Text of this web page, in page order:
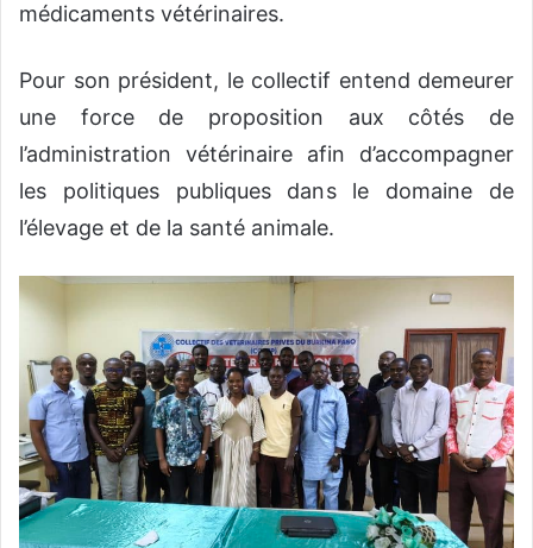
médicaments vétérinaires.
Pour son président, le collectif entend demeurer
une force de proposition aux côtés de
l’administration vétérinaire afin d’accompagner
les politiques publiques dans le domaine de
l’élevage et de la santé animale.